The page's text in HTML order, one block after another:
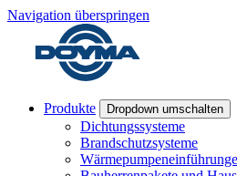
Navigation überspringen
Produkte Dropdown umschalten
Dichtungssysteme
Brandschutzsysteme